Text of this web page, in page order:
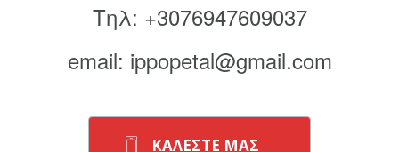
Τηλ: +3076947609037
email: ippopetal@gmail.com
ΚΑΛΕΣΤΕ ΜΑΣ